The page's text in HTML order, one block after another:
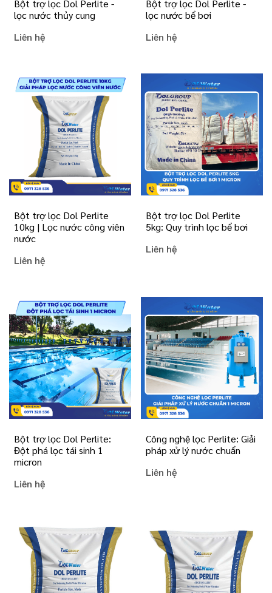
Bột trợ lọc Dol Perlite -
lọc nước thủy cung
Liên hệ
Bột trợ lọc Dol Perlite -
lọc nước bể bơi
Liên hệ
Bột trợ lọc Dol Perlite
10kg | Lọc nước công viên
nước
Liên hệ
Bột trợ lọc Dol Perlite
5kg: Quy trình lọc bể bơi
Liên hệ
Bột trợ lọc Dol Perlite:
Đột phá lọc tái sinh 1
micron
Liên hệ
Công nghệ lọc Perlite: Giải
pháp xử lý nước chuẩn
Liên hệ